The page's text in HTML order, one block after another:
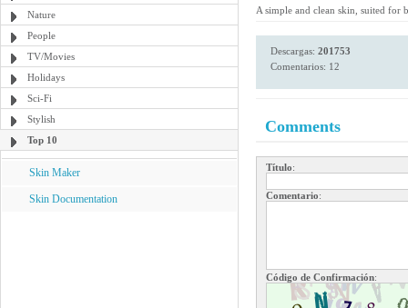
Nature
People
TV/Movies
Holidays
Sci-Fi
Stylish
Top 10
Skin Maker
Skin Documentation
A simple and clean skin, suited for
Descargas: 201753
Comentarios: 12
Comments
Título:
Comentario:
Código de Confirmación: